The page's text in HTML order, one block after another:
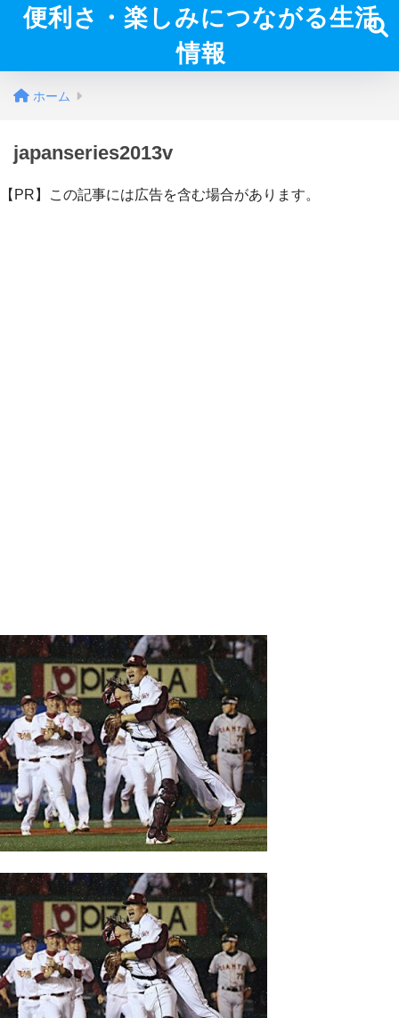
便利さ・楽しみにつながる生活
情報
ホーム
japanseries2013v
【PR】この記事には広告を含む場合があります。